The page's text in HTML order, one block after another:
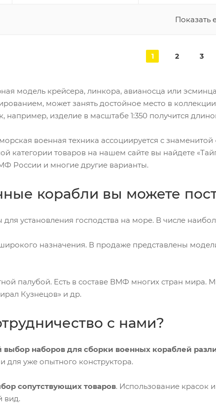
Показать
1 2 3
модель крейсера, линкора, авианосца или
может занять достойное место в
например, изделие в масштабе 1:350 получится
военная техника ассоциируется с
категории товаров на нашем сайте вы найдете
России и многие другие варианты.
корабли вы можете
для установления господства на море. В числе
назначения. В продаже представлены
палубой. Есть в составе ВМФ многих стран мира.
Кузнецов» и др.
с нами?
наборов для сборки военных кораблей
для уже опытного конструктора.
сопутствующих товаров. Использование красок
вид.